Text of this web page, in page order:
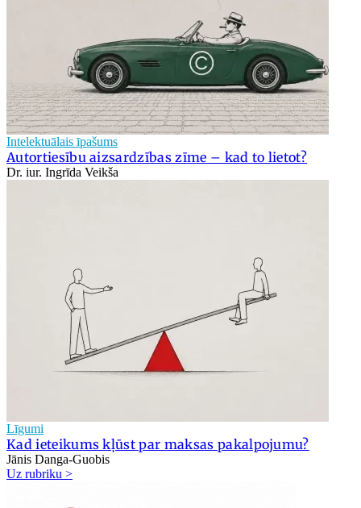
Intelektuālais īpašums
Autortiesību aizsardzības zīme – kad to lietot?
Dr. iur. Ingrīda Veikša
Līgumi
Kad ieteikums kļūst par maksas pakalpojumu?
Jānis Danga-Guobis
Uz rubriku >